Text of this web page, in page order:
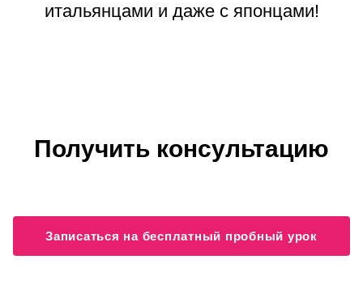
итальянцами и даже с японцами!
Получить консультацию
Записаться на бесплатный пробный урок